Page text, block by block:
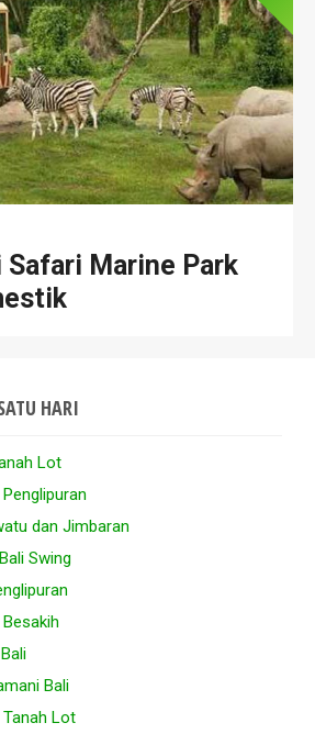
Safari Marine Park
HARI
Lot
dan Jimbaran
Swing
Bali
Lot